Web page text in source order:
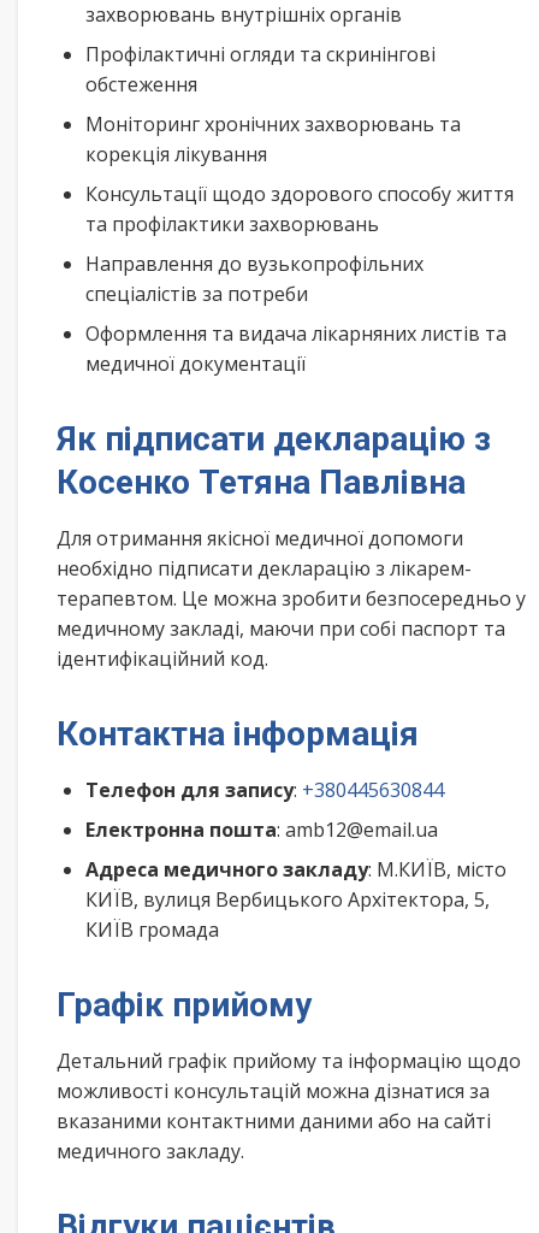
захворювань внутрішніх органів
Профілактичні огляди та скринінгові
обстеження
Моніторинг хронічних захворювань та
корекція лікування
Консультації щодо здорового способу життя
та профілактики захворювань
Направлення до вузькопрофільних
спеціалістів за потреби
Оформлення та видача лікарняних листів та
медичної документації
Як підписати декларацію з
Косенко Тетяна Павлівна
Для отримання якісної медичної допомоги
необхідно підписати декларацію з лікарем-
терапевтом. Це можна зробити безпосередньо у
медичному закладі, маючи при собі паспорт та
ідентифікаційний код.
Контактна інформація
Телефон для запису: +380445630844
Електронна пошта: amb12@email.ua
Адреса медичного закладу: М.КИЇВ, місто
КИЇВ, вулиця Вербицького Архітектора, 5,
КИЇВ громада
Графік прийому
Детальний графік прийому та інформацію щодо
можливості консультацій можна дізнатися за
вказаними контактними даними або на сайті
медичного закладу.